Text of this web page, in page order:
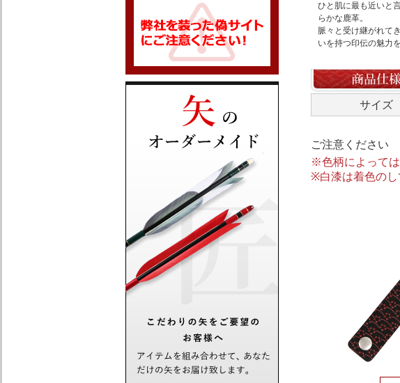
ひと肌に最も近いと
らかな鹿革。
脈々と受け継がれて
いを持つ印伝の魅力
サイズ
ご注意ください
※色柄によっては
※白漆は着色のし